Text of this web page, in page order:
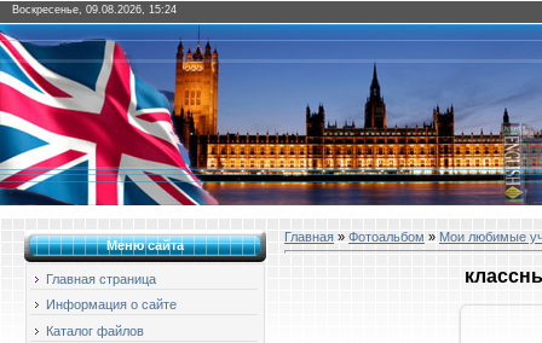
Воскресенье, 09.08.2026, 15:24
Меню сайта
Главная страница
Информация о сайте
Каталог файлов
Главная » Фотоальбом » Мои любимые